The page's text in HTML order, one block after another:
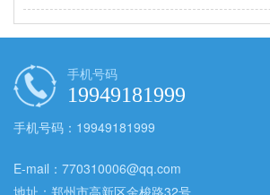
手机号码
19949181999
手机号码：19949181999
E-mail：770310006@qq.com
地址：郑州市高新区金梭路32号